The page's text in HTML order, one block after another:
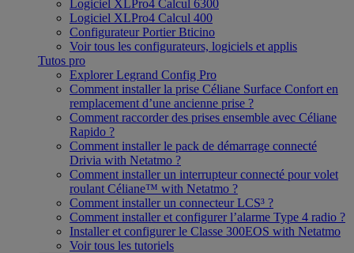
Logiciel XLPro4 Calcul 6300
Logiciel XLPro4 Calcul 400
Configurateur Portier Bticino
Voir tous les configurateurs, logiciels et applis
Tutos pro
Explorer Legrand Config Pro
Comment installer la prise Céliane Surface Confort en
remplacement d’une ancienne prise ?
Comment raccorder des prises ensemble avec Céliane
Rapido ?
Comment installer le pack de démarrage connecté
Drivia with Netatmo ?
Comment installer un interrupteur connecté pour volet
roulant Céliane™ with Netatmo ?
Comment installer un connecteur LCS³ ?
Comment installer et configurer l’alarme Type 4 radio ?
Installer et configurer le Classe 300EOS with Netatmo
Voir tous les tutoriels